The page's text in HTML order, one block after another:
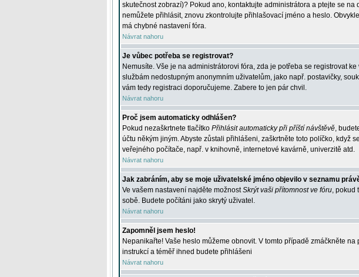
skutečnost zobrazí)? Pokud ano, kontaktujte administrátora a ptejte se
nemůžete přihlásit, znovu zkontrolujte přihlašovací jméno a heslo.
má chybné nastavení fóra.
Návrat nahoru
Je vůbec potřeba se registrovat?
Nemusíte. Vše je na administrátorovi fóra, zda je potřeba se registrovat
službám nedostupným anonymním uživatelům, jako např. postavičky,
vám tedy registraci doporučujeme. Zabere to jen pár chvil.
Návrat nahoru
Proč jsem automaticky odhlášen?
Pokud nezaškrtnete tlačítko Přihlásit automaticky při příští návštěvě,
účtu někým jiným. Abyste zůstali přihlášeni, zaškrtněte toto políčko, když
veřejného počítače, např. v knihovně, internetové kavárně, univerzitě atd.
Návrat nahoru
Jak zabráním, aby se moje uživatelské jméno objevilo v seznamu
Ve vašem nastavení najděte možnostSkrýt vaši přítomnost ve fóru, pokud
sobě. Budete počítáni jako skrytý uživatel.
Návrat nahoru
Zapomněl jsem heslo!
Nepanikařte! Vaše heslo můžeme obnovit. V tomto případě zmáčkněte
instrukcí a téměř ihned budete přihlášeni
Návrat nahoru